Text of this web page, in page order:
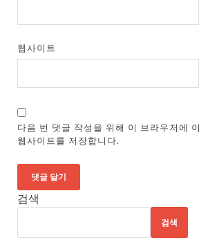
웹사이트
다음 번 댓글 작성을 위해 이 브라우저에
웹사이트를 저장합니다.
검색
검색